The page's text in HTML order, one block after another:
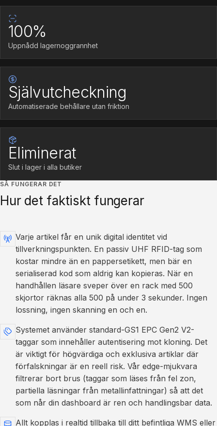
Fallstudie
100%
Uppnådd lagernoggrannhet
Självutcheckning
Automatiserade behållare utan friktion
Eliminerat
Slut i lager i alla butiker
SÅ FUNGERAR DET
Hur det faktiskt fungerar
Varje artikel får en unik digital identitet vid
tillverkningspunkten. En passiv UHF RFID-tag som
kostar mindre än en pappersetikett, men bär en
serialiserad kod som aldrig kan kopieras. När en
handhållen läsare sveper över en rack med 500
skjortor räknas alla 500 på under 3 sekunder. Ingen
lossning, ingen skanning en och en.
Systemet använder standard-GS1 EPC Gen2 V2-
taggar som innehåller autentisering mot kloning. Det
är viktigt för högvärdiga och exklusiva artiklar där
förfalskningar är en reell risk. Vår edge-mjukvara
filtrerar bort brus (taggar som läses från fel zon,
partiella läsningar från metallinfattningar) så att det
som når din dashboard är ren och handlingsbar data.
Allt kopplas i realtid tillbaka till ditt befintliga WMS eller